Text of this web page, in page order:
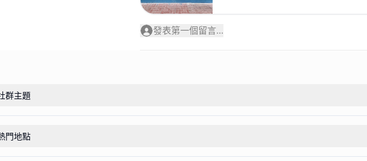
發表第一個留言...
群主題
門地點